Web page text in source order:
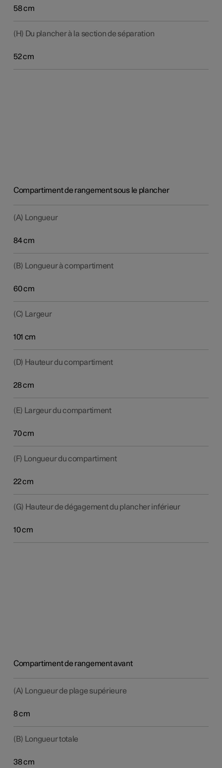
58 cm
(H) Du plancher à la section de séparation
52 cm
Compartiment de rangement sous le plancher
(A) Longueur
84 cm
(B) Longueur à compartiment
60 cm
(C) Largeur
101 cm
(D) Hauteur du compartiment
28 cm
(E) Largeur du compartiment
70 cm
(F) Longueur du compartiment
22 cm
(G) Hauteur de dégagement du plancher inférieur
10 cm
Compartiment de rangement avant
(A) Longueur de plage supérieure
8 cm
(B) Longueur totale
38 cm